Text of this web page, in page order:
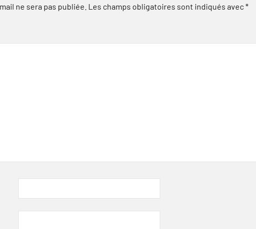
ne sera pas publiée. Les champs obligatoires sont indiqués avec*